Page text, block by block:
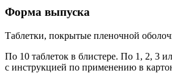
Форма выпуска
Таблетки, покрытые пленочной
По 10 таблеток в блистере. По 1, 2, 3
с инструкцией по применению в